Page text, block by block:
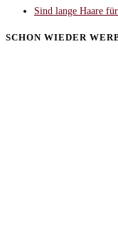
Sind lange Haare
SCHON WIEDER